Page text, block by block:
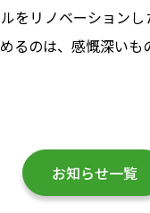
をリノベーション
るのは、感慨深いも
お知らせ一覧